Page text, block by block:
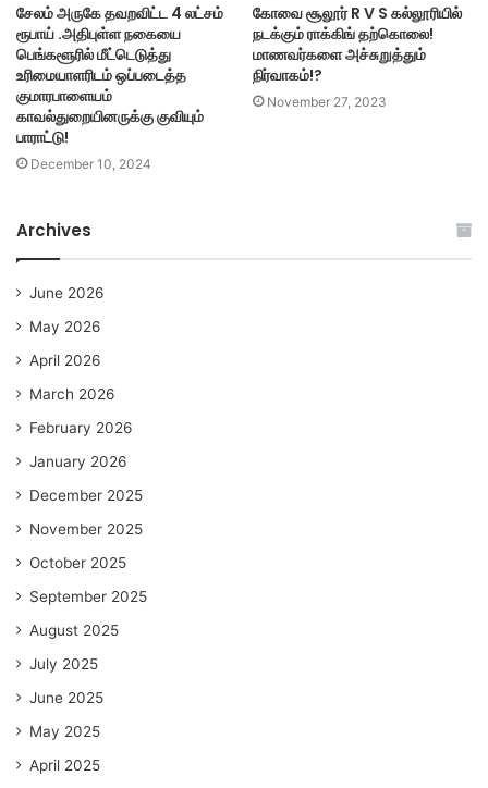
சேலம் அருகே தவறவிட்ட 4 லட்சம்
ரூபாய் .அதிபுள்ள நகையை
பெங்களூரில் மீட்டெடுத்து
உரிமையாளரிடம் ஒப்படைத்த
குமாரபாளையம்
காவல்துறையினருக்கு குவியும்
பாராட்டு!
December 10, 2024
கோவை சூலூர் R V S கல்லூரியில்
நடக்கும் ராக்கிங் தற்கொலை!
மாணவர்களை அச்சுறுத்தும்
நிர்வாகம்!?
November 27, 2023
Archives
June 2026
May 2026
April 2026
March 2026
February 2026
January 2026
December 2025
November 2025
October 2025
September 2025
August 2025
July 2025
June 2025
May 2025
April 2025